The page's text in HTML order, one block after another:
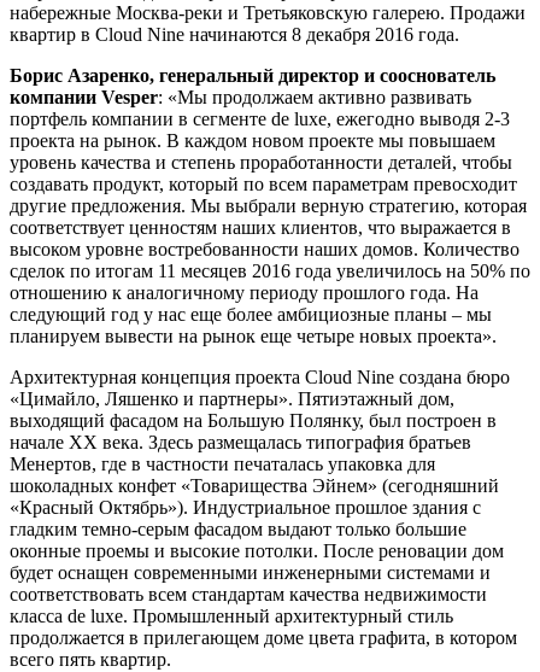
набережные Москва-реки и Третьяковскую галерею. Продажи
квартир в Cloud Nine начинаются 8 декабря 2016 года.
Борис Азаренко, генеральный директор и сооснователь
компании Vesper: «Мы продолжаем активно развивать
портфель компании в сегменте de luxe, ежегодно выводя 2-3
проекта на рынок. В каждом новом проекте мы повышаем
уровень качества и степень проработанности деталей, чтобы
создавать продукт, который по всем параметрам превосходит
другие предложения. Мы выбрали верную стратегию, которая
соответствует ценностям наших клиентов, что выражается в
высоком уровне востребованности наших домов. Количество
сделок по итогам 11 месяцев 2016 года увеличилось на 50% по
отношению к аналогичному периоду прошлого года. На
следующий год у нас еще более амбициозные планы – мы
планируем вывести на рынок еще четыре новых проекта».
Архитектурная концепция проекта Cloud Nine создана бюро
«Цимайло, Ляшенко и партнеры». Пятиэтажный дом,
выходящий фасадом на Большую Полянку, был построен в
начале XX века. Здесь размещалась типография братьев
Менертов, где в частности печаталась упаковка для
шоколадных конфет «Товарищества Эйнем» (сегодняшний
«Красный Октябрь»). Индустриальное прошлое здания с
гладким темно-серым фасадом выдают только большие
оконные проемы и высокие потолки. После реновации дом
будет оснащен современными инженерными системами и
соответствовать всем стандартам качества недвижимости
класса de luxe. Промышленный архитектурный стиль
продолжается в прилегающем доме цвета графита, в котором
всего пять квартир.